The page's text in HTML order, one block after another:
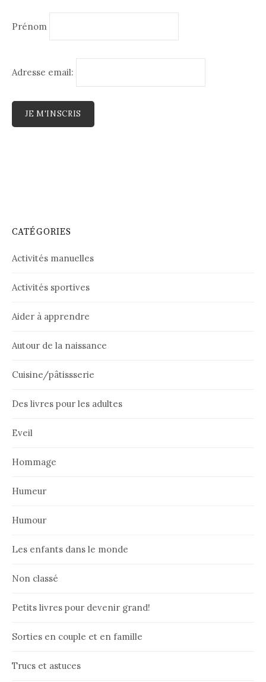
Prénom
Adresse email:
CATÉGORIES
Activités manuelles
Activités sportives
Aider à apprendre
Autour de la naissance
Cuisine/pâtissserie
Des livres pour les adultes
Eveil
Hommage
Humeur
Humour
Les enfants dans le monde
Non classé
Petits livres pour devenir grand!
Sorties en couple et en famille
Trucs et astuces